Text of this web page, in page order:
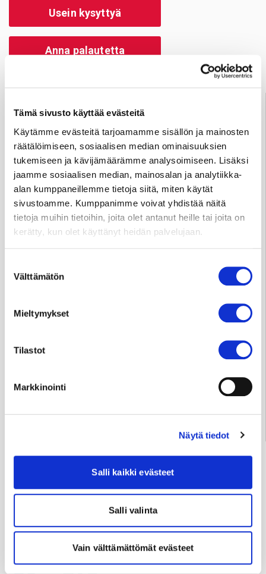
Tämä sivusto käyttää evästeitä
Käytämme evästeitä tarjoamamme sisällön ja mainosten
räätälöimiseen, sosiaalisen median ominaisuuksien
tukemiseen ja kävijämäärämme analysoimiseen. Lisäksi
jaamme sosiaalisen median, mainosalan ja analytiikka-
alan kumppaneillemme tietoja siitä, miten käytät
sivustoamme. Kumppanimme voivat yhdistää näitä
tietoja muihin tietoihin, joita olet antanut heille tai joita on
kerätty, kun olet käyttänyt heidän palvelujaan.
valinta
Välttämätön
Mieltymykset
Tilastot
Markkinointi
Näytä tiedot
Salli kaikki evästeet
Salli valinta
Vain välttämättömät evästeet
Usein kysyttyä
Anna palautetta
Arkisin klo 7.30–15
info@sydansairaala.fi
Jos haluat perua ajan tai sinulla on kysyttävää hoitoosi
liittyen, ota yhteyttä puhelimitse sinua hoitavaan
yksikköön.
Yksityisvastaanottojen ajanvaraus ja tiedustelut
ma–to klo 11–18, pe klo 11–15
(Huom. 1.–31.7.2026
Jyväskylä p.041 731 3712
Huom. Matkapuhelinnumeroihin ei voi lähettää
Varaa aika